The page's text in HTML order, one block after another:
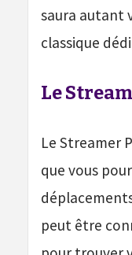
saura autant
classique
Le
Le Streamer
que vous
peut être